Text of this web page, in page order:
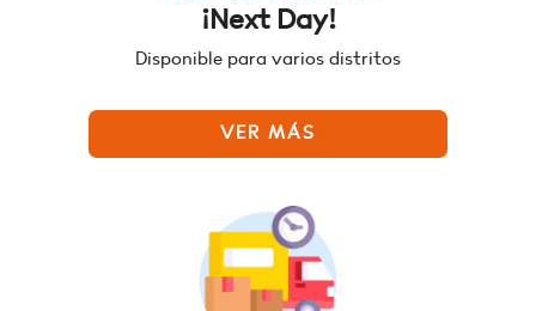
¡Next Day!
Disponible para varios distritos
VER MÁS